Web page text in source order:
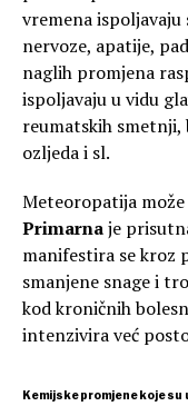
vremena ispoljavaju
nervoze, apatije,
naglih promjena
ispoljavaju u vidu
reumatskih smetnji,
ozljeda i sl.
Meteoropatija
Primarnaje
manifestira se kroz
smanjene snage i
kod kroničnih
intenzivira već
Kemijske promjene koje